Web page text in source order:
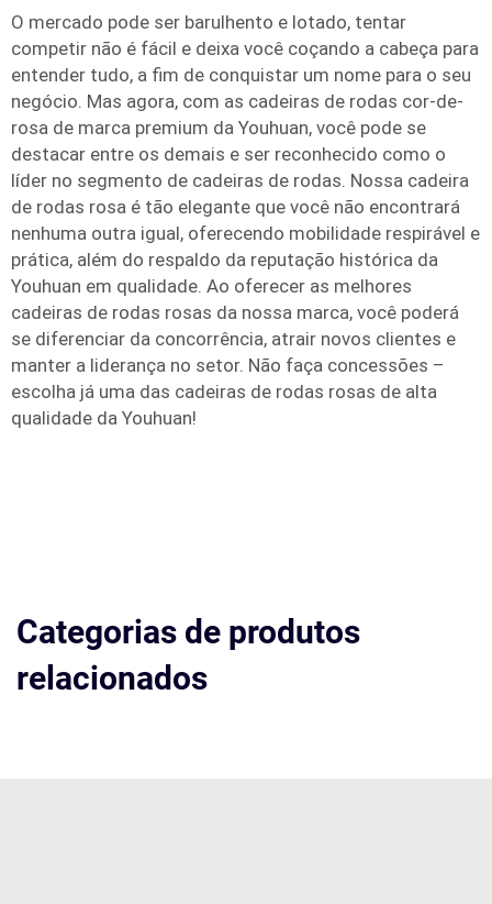
O mercado pode ser barulhento e lotado, tentar
competir não é fácil e deixa você coçando a cabeça para
entender tudo, a fim de conquistar um nome para o seu
negócio. Mas agora, com as cadeiras de rodas cor-de-
rosa de marca premium da Youhuan, você pode se
destacar entre os demais e ser reconhecido como o
líder no segmento de cadeiras de rodas. Nossa cadeira
de rodas rosa é tão elegante que você não encontrará
nenhuma outra igual, oferecendo mobilidade respirável e
prática, além do respaldo da reputação histórica da
Youhuan em qualidade. Ao oferecer as melhores
cadeiras de rodas rosas da nossa marca, você poderá
se diferenciar da concorrência, atrair novos clientes e
manter a liderança no setor. Não faça concessões –
escolha já uma das cadeiras de rodas rosas de alta
qualidade da Youhuan!
Categorias de produtos
relacionados